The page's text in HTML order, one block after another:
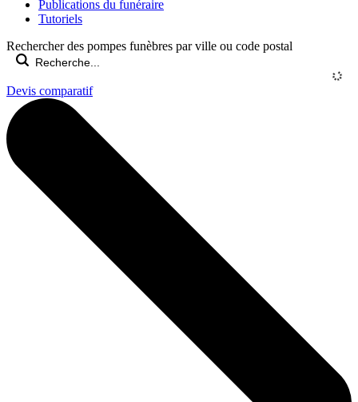
Publications du funéraire
Tutoriels
Rechercher des pompes funèbres par ville ou code postal
Devis comparatif